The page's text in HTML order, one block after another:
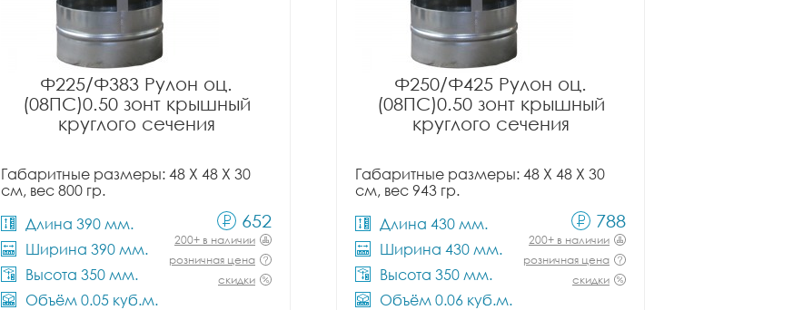
Ф225/Ф383 Рулон оц.
(08ПС)0.50 зонт крышный
круглого сечения
Габаритные размеры: 48 X 48 X 30
см, вес 800 гр.
Длина 390 мм.
Ширина 390 мм.
Высота 350 мм.
Объём 0.05 куб.м.
652
200+ в наличии
розничная цена
скидки
Ф250/Ф425 Рулон оц.
(08ПС)0.50 зонт крышный
круглого сечения
Габаритные размеры: 48 X 48 X 30
см, вес 943 гр.
Длина 430 мм.
Ширина 430 мм.
Высота 350 мм.
Объём 0.06 куб.м.
788
200+ в наличии
розничная цена
скидки